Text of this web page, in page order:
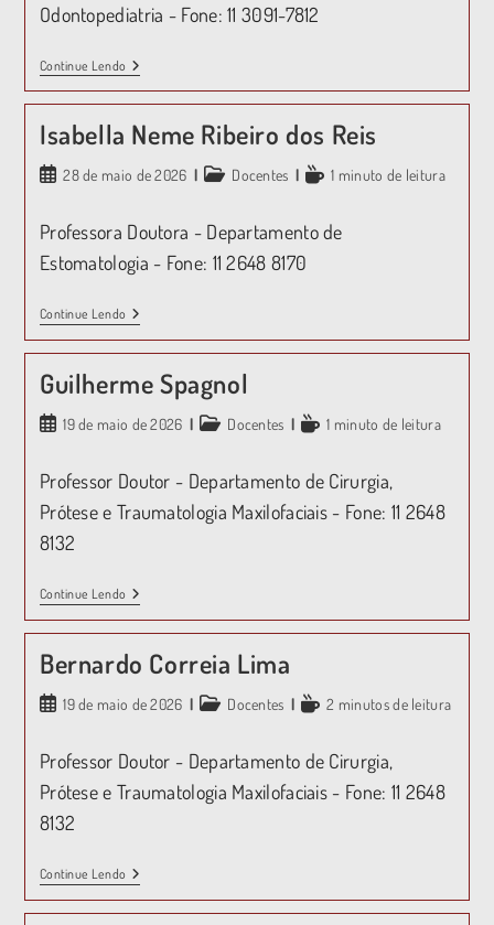
Odontopediatria - Fone: 11 3091-7812
Continue Lendo
Isabella Neme Ribeiro dos Reis
28 de maio de 2026 Docentes 1 minuto de leitura
Professora Doutora - Departamento de
Estomatologia - Fone: 11 2648 8170
Continue Lendo
Guilherme Spagnol
19 de maio de 2026 Docentes 1 minuto de leitura
Professor Doutor - Departamento de Cirurgia,
Prótese e Traumatologia Maxilofaciais - Fone: 11 2648
8132
Continue Lendo
Bernardo Correia Lima
19 de maio de 2026 Docentes 2 minutos de leitura
Professor Doutor - Departamento de Cirurgia,
Prótese e Traumatologia Maxilofaciais - Fone: 11 2648
8132
Continue Lendo